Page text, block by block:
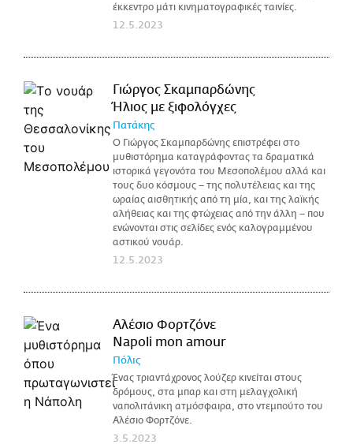
έκκεντρο μάτι κινηματογραφικές ταινίες.
12.5.2023
Γιώργος Σκαμπαρδώνης
Ήλιος με ξιφολόγχες
Πατάκης
Ο Γιώργος Σκαμπαρδώνης επιστρέφει στο
μυθιστόρημα καταγράφοντας τα δραματικά
ιστορικά γεγονότα του Μεσοπολέμου αλλά και
τους δυο κόσμους – της πολυτέλειας και της
ωραίας αισθητικής από τη μία, και της λαϊκής
αλήθειας και της φτώχειας από την άλλη – που
ενώνονται στις σελίδες ενός καλογραμμένου
αστικού νουάρ.
12.5.2023
Αλέσιο Φορτζόνε
Napoli mon amour
Πόλις
Ένας τριαντάχρονος λούζερ κινείται στους
δρόμους, στα μπαρ και στη μελαγχολική
ναπολιτάνικη ατμόσφαιρα, στο ντεμπούτο του
Αλέσιο Φορτζόνε.
3.5.2023